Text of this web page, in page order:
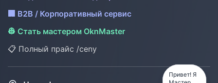
🏢 B2B / Корпоративный сервис
👷 Стать мастером OknMaster
📋 Полный прайс /ceny
Привет! Я
Привет! Я